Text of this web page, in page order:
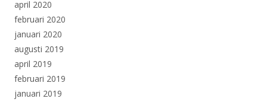
april 2020
februari 2020
januari 2020
augusti 2019
april 2019
februari 2019
januari 2019